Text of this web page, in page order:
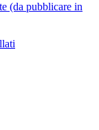
(da pubblicare in